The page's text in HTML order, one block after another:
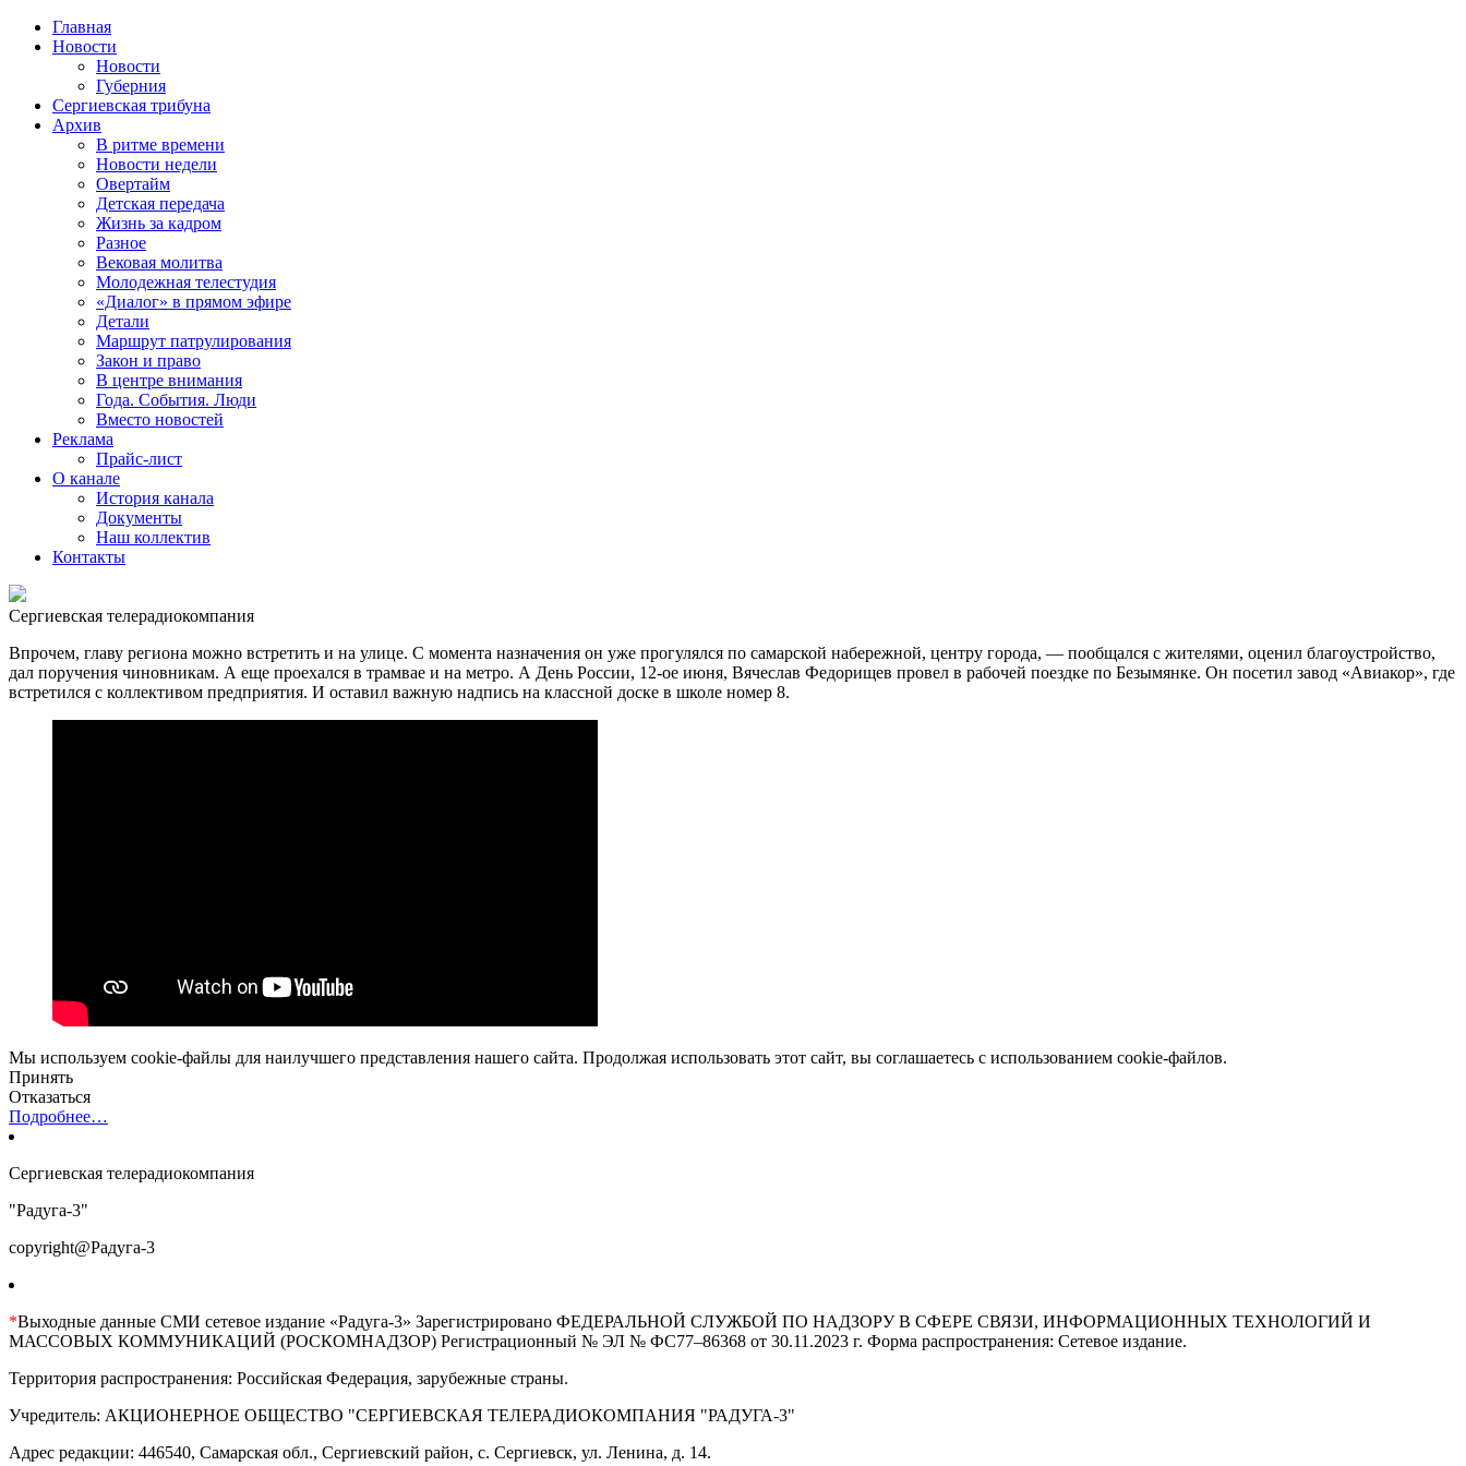
Главная
Новости
Новости
Губерния
Сергиевская трибуна
Архив
В ритме времени
Новости недели
Овертайм
Детская передача
Жизнь за кадром
Разное
Вековая молитва
Молодежная телестудия
«Диалог» в прямом эфире
Детали
Маршрут патрулирования
Закон и право
В центре внимания
Года. События. Люди
Вместо новостей
Реклама
Прайс-лист
О канале
История канала
Документы
Наш коллектив
Контакты
Сергиевская телерадиокомпания
Впрочем, главу региона можно встретить и на улице. С момента назначения он уже прогулялся по самарской набережной, центру города, — пообщался с жителями, оценил благоустройство,
дал поручения чиновникам. А еще проехался в трамвае и на метро. А День России, 12-ое июня, Вячеслав Федорищев провел в рабочей поездке по Безымянке. Он посетил завод «Авиакор», где
встретился с коллективом предприятия. И оставил важную надпись на классной доске в школе номер 8.
Мы используем cookie-файлы для наилучшего представления нашего сайта. Продолжая использовать этот сайт, вы соглашаетесь с использованием cookie-файлов.
Принять
Отказаться
Подробнее…
Сергиевская телерадиокомпания
"Радуга-3"
copyright@Радуга-3
*Выходные данные СМИ сетевое издание «Радуга-3» Зарегистрировано ФЕДЕРАЛЬНОЙ СЛУЖБОЙ ПО НАДЗОРУ В СФЕРЕ СВЯЗИ, ИНФОРМАЦИОННЫХ ТЕХНОЛОГИЙ И
МАССОВЫХ КОММУНИКАЦИЙ (РОСКОМНАДЗОР) Регистрационный № ЭЛ № ФС77–86368 от 30.11.2023 г. Форма распространения: Сетевое издание.
Территория распространения: Российская Федерация, зарубежные страны.
Учредитель: АКЦИОНЕРНОЕ ОБЩЕСТВО "СЕРГИЕВСКАЯ ТЕЛЕРАДИОКОМПАНИЯ "РАДУГА-3"
Адрес редакции: 446540, Самарская обл., Сергиевский район, с. Сергиевск, ул. Ленина, д. 14.